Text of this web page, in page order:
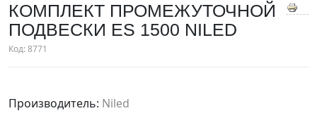
КОМПЛЕКТ ПРОМЕЖУТОЧНОЙ
ПОДВЕСКИ ES 1500 NILED
Код:8771
Производитель: Niled